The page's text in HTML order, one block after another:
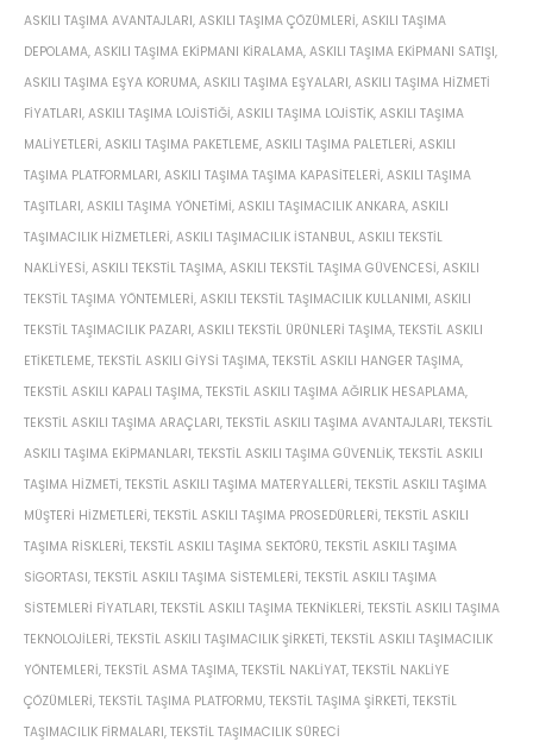
ASKILI TAŞIMA AVANTAJLARI, ASKILI TAŞIMA ÇÖZÜMLERI, ASKILI TAŞIMA
DEPOLAMA, ASKILI TAŞIMA EKIPMANI KIRALAMA, ASKILI TAŞIMA EKIPMANI SATIŞI,
ASKILI TAŞIMA EŞYA KORUMA, ASKILI TAŞIMA EŞYALARI, ASKILI TAŞIMA HIZMETI
FIYATLARI, ASKILI TAŞIMA LOJISTIĞI, ASKILI TAŞIMA LOJISTIK, ASKILI TAŞIMA
MALIYETLERI, ASKILI TAŞIMA PAKETLEME, ASKILI TAŞIMA PALETLERI, ASKILI
TAŞIMA PLATFORMLARI, ASKILI TAŞIMA TAŞIMA KAPASITELERI, ASKILI TAŞIMA
TAŞITLARI, ASKILI TAŞIMA YÖNETIMI, ASKILI TAŞIMACILIK ANKARA, ASKILI
TAŞIMACILIK HIZMETLERI, ASKILI TAŞIMACILIK İSTANBUL, ASKILI TEKSTIL
NAKLIYESI, ASKILI TEKSTIL TAŞIMA, ASKILI TEKSTIL TAŞIMA GÜVENCESI, ASKILI
TEKSTIL TAŞIMA YÖNTEMLERI, ASKILI TEKSTIL TAŞIMACILIK KULLANIMI, ASKILI
TEKSTIL TAŞIMACILIK PAZARI, ASKILI TEKSTIL ÜRÜNLERI TAŞIMA, TEKSTIL ASKILI
ETIKETLEME, TEKSTIL ASKILI GIYSI TAŞIMA, TEKSTIL ASKILI HANGER TAŞIMA,
TEKSTIL ASKILI KAPALI TAŞIMA, TEKSTIL ASKILI TAŞIMA AĞIRLIK HESAPLAMA,
TEKSTIL ASKILI TAŞIMA ARAÇLARI, TEKSTIL ASKILI TAŞIMA AVANTAJLARI, TEKSTIL
ASKILI TAŞIMA EKIPMANLARI, TEKSTIL ASKILI TAŞIMA GÜVENLIK, TEKSTIL ASKILI
TAŞIMA HIZMETI, TEKSTIL ASKILI TAŞIMA MATERYALLERI, TEKSTIL ASKILI TAŞIMA
MÜŞTERI HIZMETLERI, TEKSTIL ASKILI TAŞIMA PROSEDÜRLERI, TEKSTIL ASKILI
TAŞIMA RISKLERI, TEKSTIL ASKILI TAŞIMA SEKTÖRÜ, TEKSTIL ASKILI TAŞIMA
SIGORTASI, TEKSTIL ASKILI TAŞIMA SISTEMLERI, TEKSTIL ASKILI TAŞIMA
SISTEMLERI FIYATLARI, TEKSTIL ASKILI TAŞIMA TEKNIKLERI, TEKSTIL ASKILI TAŞIMA
TEKNOLOJILERI, TEKSTIL ASKILI TAŞIMACILIK ŞIRKETI, TEKSTIL ASKILI TAŞIMACILIK
YÖNTEMLERI, TEKSTIL ASMA TAŞIMA, TEKSTIL NAKLIYAT, TEKSTIL NAKLIYE
ÇÖZÜMLERI, TEKSTIL TAŞIMA PLATFORMU, TEKSTIL TAŞIMA ŞIRKETI, TEKSTIL
TAŞIMACILIK FIRMALARI, TEKSTIL TAŞIMACILIK SÜRECI